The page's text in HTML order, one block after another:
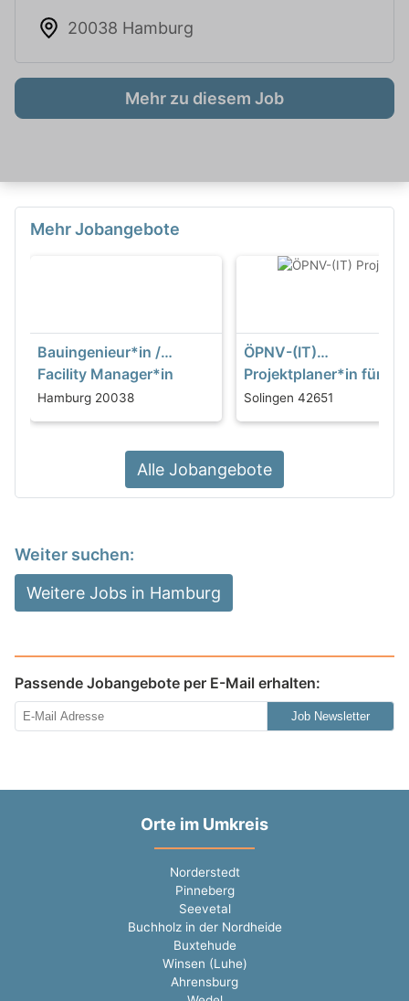
20038 Hamburg
Mehr zu diesem Job
Mehr Jobangebote
Bauingenieur*in /
Facility Manager*in
(m/w/d) Polizei- und
Feuerwehrimmobilien
Hamburg 20038
ÖPNV-(IT)
Projektplaner*in für
Stadtverkehr in
(m/w/d) - Stadtwerke
Verkehrsbetrieb
Solingen 42651
Alle Jobangebote
Weiter suchen:
Weitere Jobs in Hamburg
Passende Jobangebote per E-Mail erhalten:
Job Newsletter
Orte im Umkreis
Norderstedt
Pinneberg
Seevetal
Buchholz in der Nordheide
Buxtehude
Winsen (Luhe)
Ahrensburg